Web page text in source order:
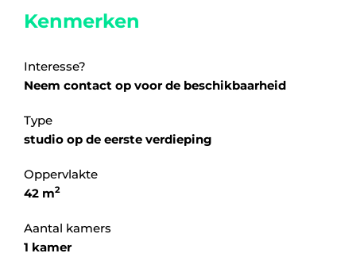
Kenmerken
Interesse?
Neem contact op voor de beschikbaarheid
Type
studio op de eerste verdieping
Oppervlakte
42 m2
Aantal kamers
1 kamer